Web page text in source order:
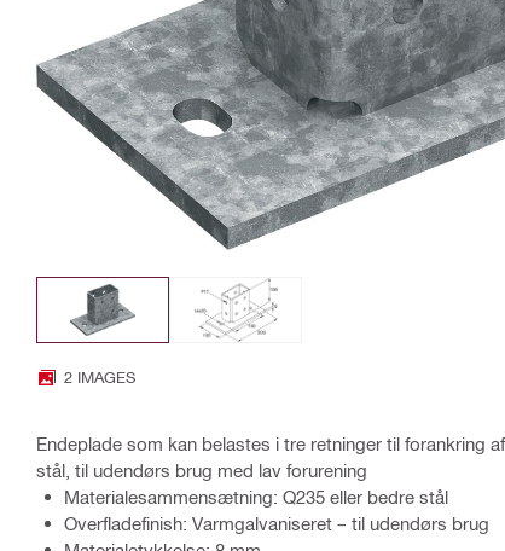
2 IMAGES
Endeplade som kan belastes i tre retninger til forankring
stål, til udendørs brug med lav forurening
Materialesammensætning: Q235 eller bedre stål
Overfladefinish: Varmgalvaniseret – til udendørs brug